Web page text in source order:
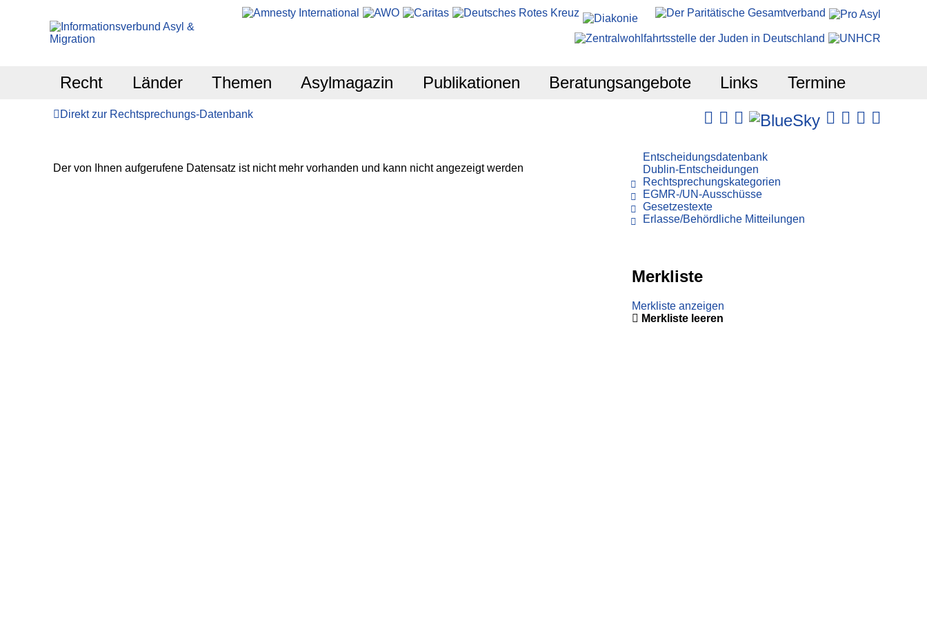
Recht Länder Themen Asylmagazin Publikationen Beratungsangebote Links Termine
Direkt zur Rechtsprechungs-Datenbank
Der von Ihnen aufgerufene Datensatz ist nicht mehr vorhanden und kann nicht angezeigt werden
Entscheidungsdatenbank
Dublin-Entscheidungen
Rechtsprechungskategorien
EGMR-/UN-Ausschüsse
Gesetzestexte
Erlasse/Behördliche Mitteilungen
Merkliste
Merkliste anzeigen
Merkliste leeren